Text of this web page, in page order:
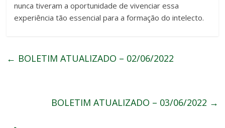
nunca tiveram a oportunidade de vivenciar essa
experiência tão essencial para a formação do intelecto.
← BOLETIM ATUALIZADO – 02/06/2022
BOLETIM ATUALIZADO – 03/06/2022 →